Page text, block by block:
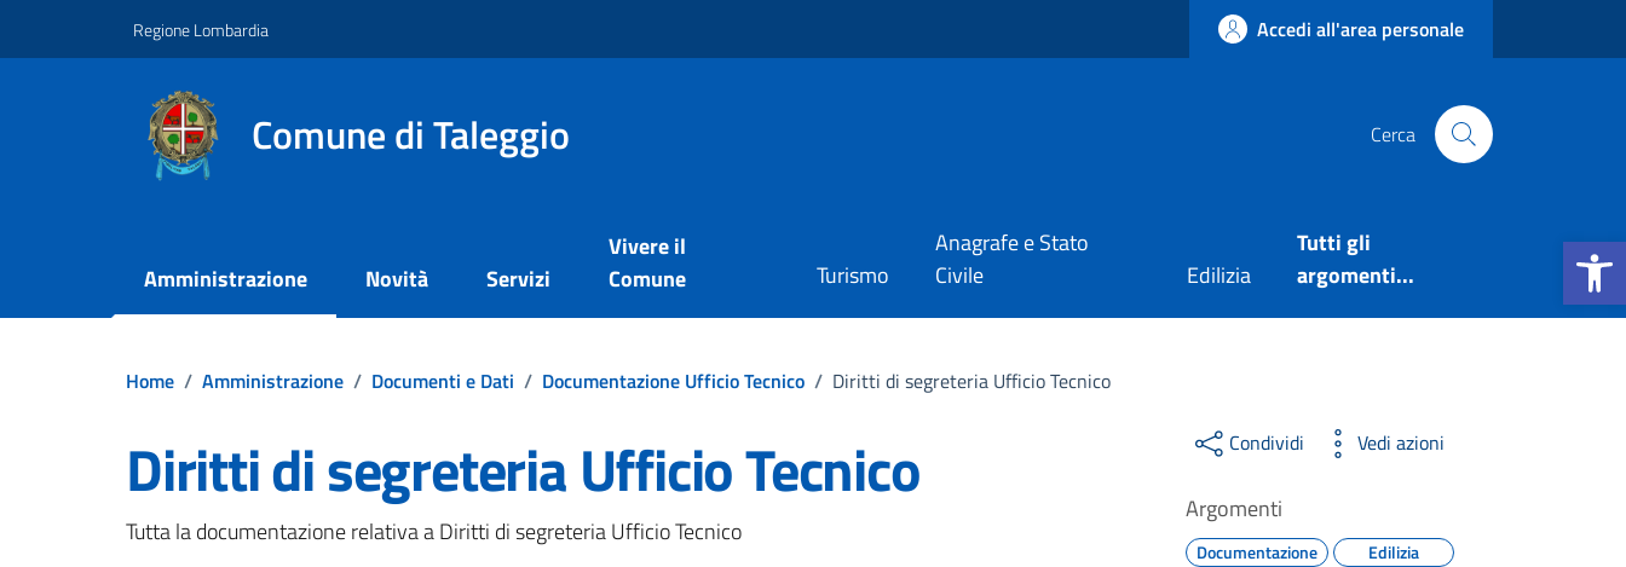
Apri la
Regione Lombardia Accedi all'area personale
Comune di Taleggio Cerca
Amministrazione Novità Servizi
Vivere il
Comune
Turismo
Anagrafe e Stato
Civile
Edilizia
Tutti gli
argomenti...
Home / Amministrazione / Documenti e Dati / Documentazione Ufficio Tecnico / Diritti di segreteria Ufficio Tecnico
Diritti di segreteria Ufficio Tecnico
Dettagli del documento
Tutta la documentazione relativa a Diritti di segreteria Ufficio Tecnico
Condividi Vedi azioni
Argomenti
Documentazione Edilizia